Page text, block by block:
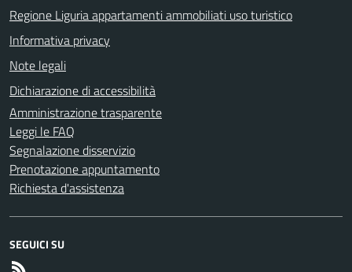
Regione Liguria appartamenti ammobiliati uso turistico
Informativa privacy
Note legali
Dichiarazione di accessibilità
Amministrazione trasparente
Leggi le FAQ
Segnalazione disservizio
Prenotazione appuntamento
Richiesta d'assistenza
SEGUICI SU